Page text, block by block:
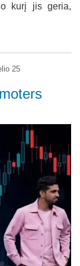
kurį jis geria,
25